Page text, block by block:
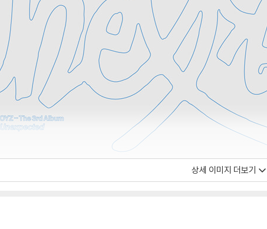
상세 이미지 더보기